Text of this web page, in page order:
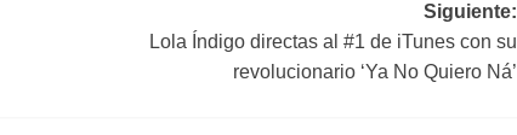
Siguiente:
Lola Índigo directas al #1 de iTunes con su
revolucionario ‘Ya No Quiero Ná’